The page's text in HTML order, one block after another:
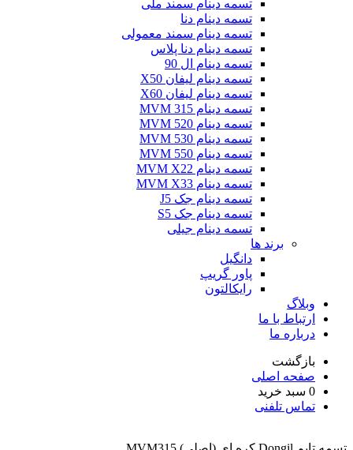
تسمه دینام سمند ملی
تسمه دینام دنا
تسمه دینام سمند معمولی
تسمه دینام دنا پلاس
تسمه دینام ال 90
تسمه دینام لیفان X50
تسمه دینام لیفان X60
تسمه دینام MVM 315
تسمه دینام MVM 520
تسمه دینام MVM 530
تسمه دینام MVM 550
تسمه دینام MVM X22
تسمه دینام MVM X33
تسمه دینام جک J5
تسمه دینام جک S5
تسمه دینام جیلی
برند ها
دانگیل
پاور گریپ
رایکالتون
وبلاگ
ارتباط با ما
درباره ما
بازگشت
صفحه اصلی
0 سبد خرید
تماس تلفنی